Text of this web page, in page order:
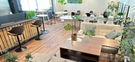
いいオフィス（コワーキングスペ
FCオーナー募集
いい会議室（会議室専用スペース
FCオーナー募集